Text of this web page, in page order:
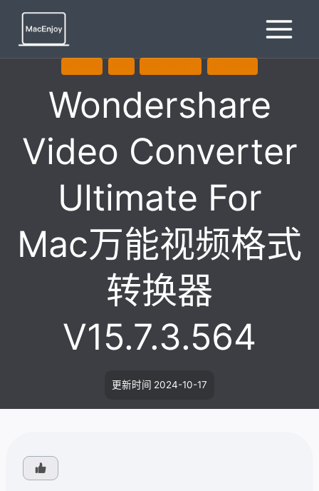
Wondershare
Video Converter
Ultimate For
Mac万能视频格式
转换器
V15.7.3.564
更新时间 2024-10-17